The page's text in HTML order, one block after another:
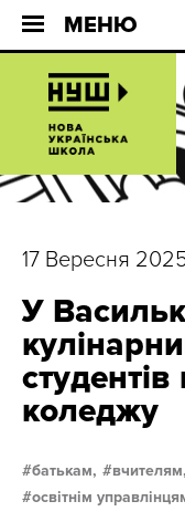
МЕНЮ
17 Вересня
У
коледжу
батькам, вчителям,
освітнім